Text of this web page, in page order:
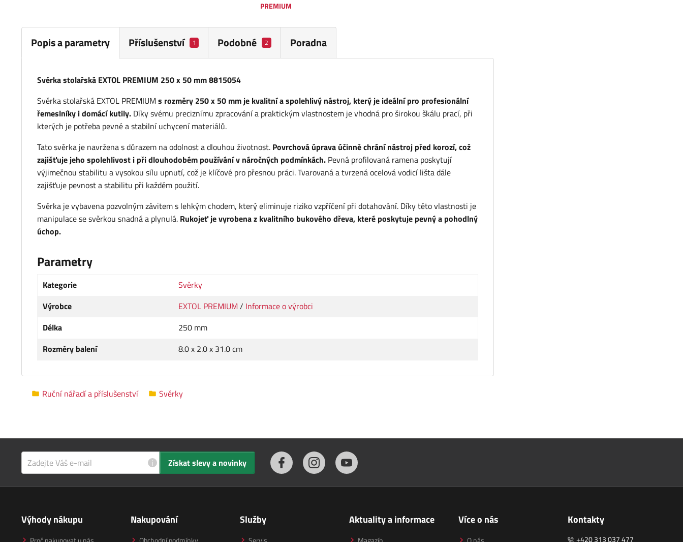
PREMIUM
Popis a parametry Příslušenství 1 Podobné 2 Poradna
Svěrka stolařská EXTOL PREMIUM 250 x 50 mm 8815054
Svěrka stolařská EXTOL PREMIUM s rozměry 250 x 50 mm je kvalitní a spolehlivý nástroj, který je ideální pro profesionální
řemeslníky i domácí kutily. Díky svému preciznímu zpracování a praktickým vlastnostem je vhodná pro širokou škálu prací, při
kterých je potřeba pevné a stabilní uchycení materiálů.
Tato svěrka je navržena s důrazem na odolnost a dlouhou životnost. Povrchová úprava účinně chrání nástroj před korozí, což
zajišťuje jeho spolehlivost i při dlouhodobém používání v náročných podmínkách. Pevná profilovaná ramena poskytují
výjimečnou stabilitu a vysokou sílu upnutí, což je klíčové pro přesnou práci. Tvarovaná a tvrzená ocelová vodicí lišta dále
zajišťuje pevnost a stabilitu při každém použití.
Svěrka je vybavena pozvolným závitem s lehkým chodem, který eliminuje riziko vzpříčení při dotahování. Díky této vlastnosti je
manipulace se svěrkou snadná a plynulá. Rukojeť je vyrobena z kvalitního bukového dřeva, které poskytuje pevný a pohodlný
úchop.
Parametry
Kategorie
Svěrky
Výrobce
EXTOL PREMIUM / Informace o výrobci
Délka
250 mm
Rozměry balení
8.0 x 2.0 x 31.0 cm
Ruční nářadí a příslušenství Svěrky
i Získat slevy a novinky
Výhody nákupu Nakupování Služby Aktuality a informace Více o nás Kontakty
+420 313 037 477